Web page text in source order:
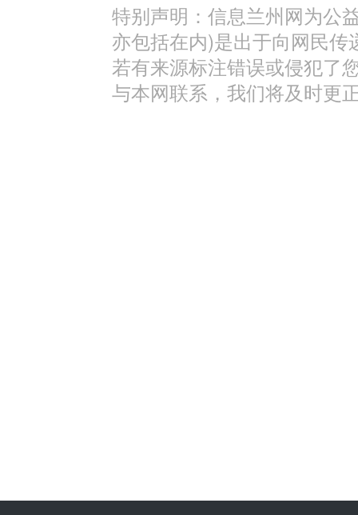
特别声明：信息兰州网为公
亦包括在内)是出于向网民
若有来源标注错误或侵犯了
与本网联系，我们将及时更